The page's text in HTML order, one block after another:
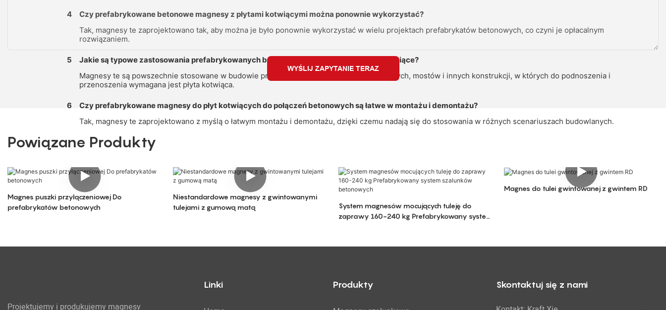
4
Czy prefabrykowane betonowe magnesy z płytami kotwiącymi można ponownie wykorzystać?
Tak, magnesy te zaprojektowano tak, aby można je było ponownie wykorzystać w wielu projektach prefabrykatów betonowych, co czyni je opłacalnym
rozwiązaniem.
5
Jakie są typowe zastosowania prefabrykowanych betonowych magnesów na płyty kotwiące?
Magnesy te są powszechnie stosowane w budowie prefabrykowanych budynków betonowych, mostów i innych konstrukcji, w których do podnoszenia i
przenoszenia wymagana jest płyta kotwiąca.
6
Czy prefabrykowane magnesy do płyt kotwiących do połączeń betonowych są łatwe w montażu i demontażu?
Tak, magnesy te zaprojektowano z myślą o łatwym montażu i demontażu, dzięki czemu nadają się do stosowania w różnych scenariuszach budowlanych.
WYŚLIJ ZAPYTANIE TERAZ
Powiązane Produkty
Magnes puszki przyłączeniowej Do
prefabrykatów betonowych
Niestandardowe magnesy z gwintowanymi
tulejami z gumową matą
System magnesów mocujących tuleję do
zaprawy 160-240 kg Prefabrykowany system
Magnes do tulei gwintowanej z gwintem RD
Projektujemy i produkujemy magnesy
Linki Produkty Skontaktuj się z nami